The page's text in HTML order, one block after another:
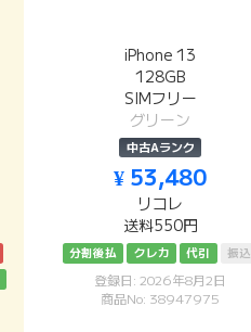
iPhone 13
128GB
SIMフリー
グリーン
中古Aランク
¥ 53,480
リコレ
送料550円
分割後払 クレカ 代引 振込
登録日: 2026年8月2日
商品No: 38947975